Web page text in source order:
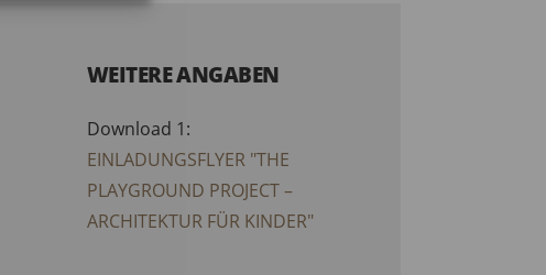
WEITERE ANGABEN
Download 1:
EINLADUNGSFLYER "THE
PLAYGROUND PROJECT –
ARCHITEKTUR FÜR KINDER"